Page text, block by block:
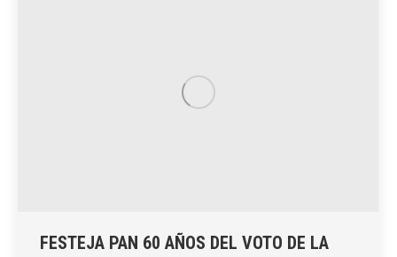
FESTEJA PAN 60 AÑOS DEL VOTO DE LA